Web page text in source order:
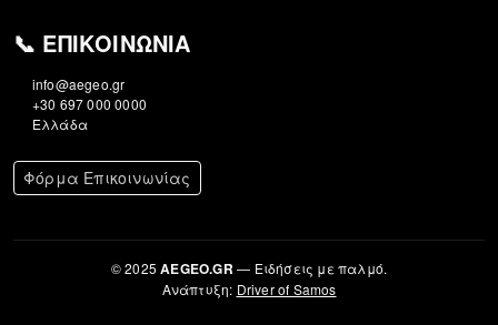
📞 ΕΠΙΚΟΙΝΩΝΊΑ
info@aegeo.gr
+30 697 000 0000
Ελλάδα
Φόρμα Επικοινωνίας
© 2025AEGEO.GR — Ειδήσεις με παλμό.
Ανάπτυξη: Driver of Samos